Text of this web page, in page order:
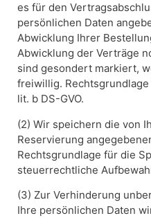
es für den
persönlichen Daten
Abwicklung Ihrer
Abwicklung der Verträge
sind gesondert markiert,
freiwillig.
lit. b DS-GVO.
(2) Wir speichern die von
Reservierung
Rechtsgrundlage für die
steuerrechtliche
(3) Zur Verhinderung
Ihre persönlichen Daten